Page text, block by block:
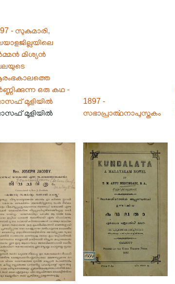
- സുകുമാരി,
മിശ്യൻ
ഒരു കഥ -
മൂളിയിൽ
മൂളിയിൽ
1897 -
സഭാപ്രാൎത്ഥനാപുസ്തകം